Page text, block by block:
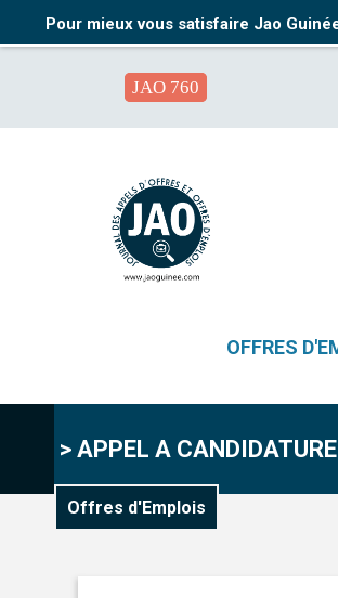
Pour mieux vous satisfaire Jao
JAO 760
OFFRES
> APPEL A
Offres d'Emplois